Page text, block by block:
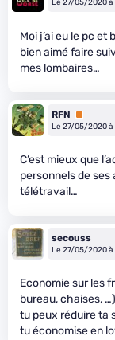
Le 27/05/2020 à
Moi j’ai eu le pc et
bien aimé faire
mes lombaires…
RFN
Premium
Le 27/05/2020 à
C’est mieux que
personnels de
télétravail…
secouss
Le 27/05/2020 à
Economie sur les
bureau, chaises,
tu peux réduire ta
tu économise en